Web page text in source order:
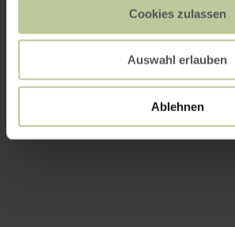
Cookies zulassen
Auswahl erlauben
Ablehnen